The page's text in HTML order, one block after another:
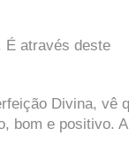
É através deste
Divina, vê
bom e positivo. A